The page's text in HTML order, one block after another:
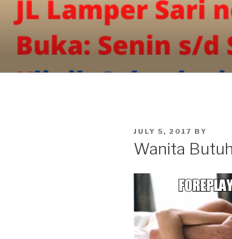
content
POSTED
JULY 5, 2017 BY
Wanita